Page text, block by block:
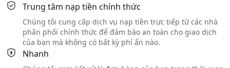
Trung tâm nạp tiền chính thức
Chúng tôi cung cấp dịch vụ nạp tiền trực tiếp từ các nhà
phân phối chính thức để đảm bảo an toàn cho giao dịch
của bạn mà không có bất kỳ phí ẩn nào.
Nhanh